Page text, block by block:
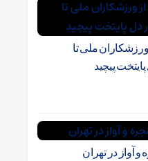
ملی تا
پیچید
آواز در تهران